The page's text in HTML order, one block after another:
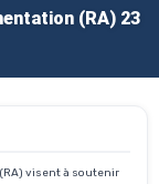
(RA) 23
visent à soutenir